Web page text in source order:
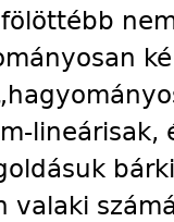
lineárisak,
valaki